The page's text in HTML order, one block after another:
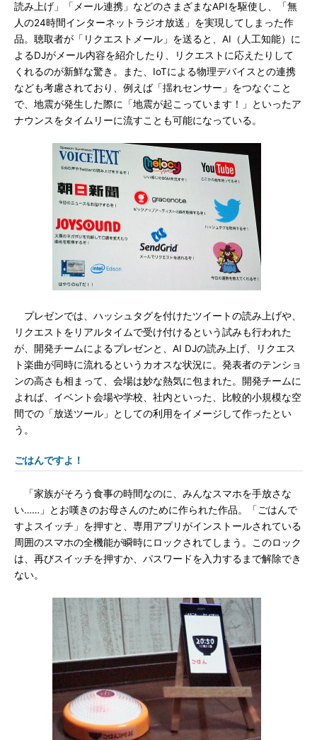
読み上げ」「メール連携」などのさまざまなAPIを駆使し、「無
人の24時間インターネットラジオ放送」を実現してしまった作
品。聴取者が「リクエストメール」を送ると、AI（人工知能）に
よるDJがメール内容を紹介したり、リクエストに応えたりして
くれるのが新鮮な驚き。また、IoTによる物理デバイスとの連携
なども考慮されており、例えば「揺れセンサー」をつなぐこと
で、地震が発生した際に「地震が起こっています！」といったア
ナウンスをタイムリーに流すことも可能になっている。
プレゼンでは、ハッシュタグを付けたツイートの読み上げや、
リクエストをリアルタイムで受け付けるという試みも行われた
が、開発チームによるプレゼンと、AI DJの読み上げ、リクエス
ト楽曲が同時に流れるというカオスな状況に。発表者のテンショ
ンの高さも相まって、会場は妙な熱気に包まれた。開発チームに
よれば、イベント会場や学校、社内といった、比較的小規模な空
間での「放送ツール」としての利用をイメージして作ったとい
う。
ごはんですよ！
「家族がそろう食事の時間なのに、みんなスマホを手放さな
い……」とお嘆きのお母さんのために作られた作品。「ごはんで
すよスイッチ」を押すと、専用アプリがインストールされている
周囲のスマホの全機能が瞬時にロックされてしまう。このロック
は、再びスイッチを押すか、パスワードを入力するまで解除でき
ない。